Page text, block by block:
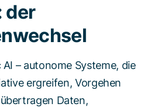
der
– autonome Systeme, die
ergreifen, Vorgehen
Daten,